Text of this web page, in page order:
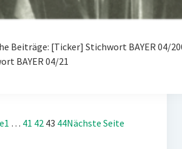
Beiträge: [Ticker] Stichwort BAYER 04/
BAYER 04/21
1 … 41 42 43 44Nächste Seite